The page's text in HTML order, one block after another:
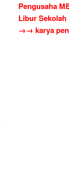
Pengusaha
Libur Sekolah
→→ karya